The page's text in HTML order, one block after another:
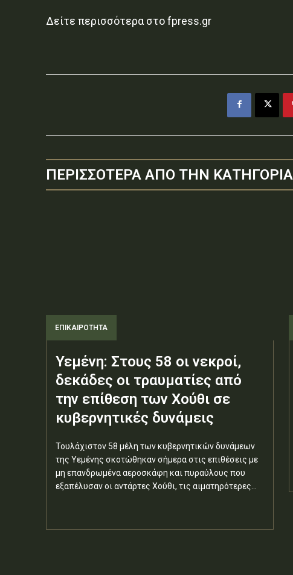
Δείτε περισσότερα στο fpress.gr
ΠΕΡΙΣΣΟΤΕΡΑ ΑΠΟ ΤΗΝ ΚΑΤΗΓΟΡΙΑ
ΕΠΙΚΑΙΡΟΤΗΤΑ
Υεμένη: Στους 58 οι νεκροί,
δεκάδες οι τραυματίες από
την επίθεση των Χούθι σε
κυβερνητικές δυνάμεις
Τουλάχιστον 58 μέλη των κυβερνητικών δυνάμεων
της Υεμένης σκοτώθηκαν σήμερα στις επιθέσεις με
μη επανδρωμένα αεροσκάφη και πυραύλους που
εξαπέλυσαν οι αντάρτες Χούθι, τις αιματηρότερες...